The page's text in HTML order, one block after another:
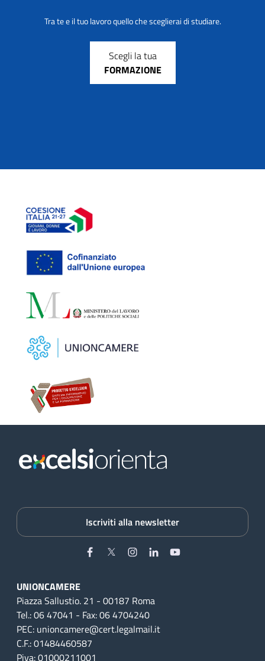
Tra te e il tuo lavoro quello che sceglierai di studiare.
Scegli la tua
FORMAZIONE
Iscriviti alla newsletter
FacebookTwitter Instagram
Linkedin
UNIONCAMERE
Piazza Sallustio. 21 - 00187 Roma
Tel.: 06 47041 - Fax: 06 4704240
PEC: unioncamere@cert.legalmail.it
C.F.: 01484460587
Piva: 01000211001